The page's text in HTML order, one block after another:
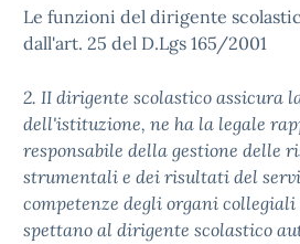
Le funzioni del dirigente
dall'art. 25 del D.Lgs 165/2001
2. II dirigente scolastico assicura
dell'istituzione, ne ha la legale
responsabile della gestione delle
strumentali e dei risultati del
competenze degli organi
spettano al dirigente scolastico